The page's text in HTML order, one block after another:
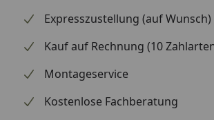
Max. Dauerleistung
(kW/Min)
3,7/
Kraftstofftankinhalt (Liter)
Antrieb
Expresszustellung (auf Wunsch)
Kauf auf Rechnung (10
Montageservice
Kostenlose Fachberatung